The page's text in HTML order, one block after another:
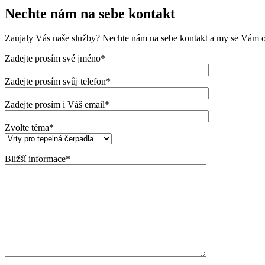
Nechte nám na sebe kontakt
Zaujaly Vás naše služby? Nechte nám na sebe kontakt a my se Vám
Zadejte prosím své jméno*
Zadejte prosím svůj telefon*
Zadejte prosím i Váš email*
Zvolte téma*
Bližší informace*